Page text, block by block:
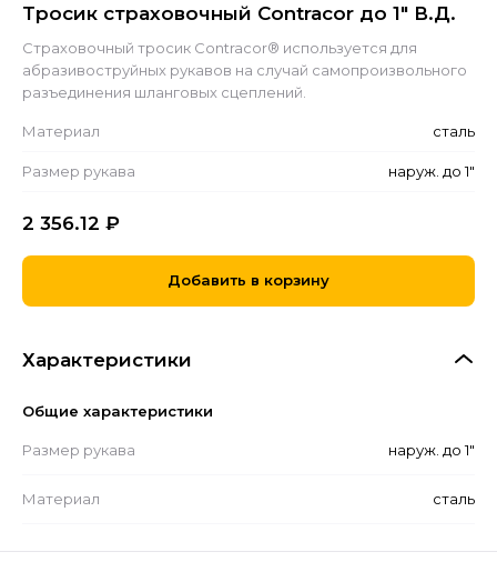
Тросик страховочный Contracor до 1" В.Д.
Страховочный тросик Contracor® используется для
абразивоструйных рукавов на случай самопроизвольного
разъединения шланговых сцеплений.
Материал сталь
Размер рукава наруж. до 1"
2 356.12 ₽
Добавить в корзину
Характеристики
Общие характеристики
Размер рукава наруж. до 1"
Материал сталь